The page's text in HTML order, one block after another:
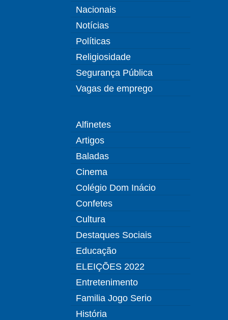
Nacionais
Notícias
Políticas
Religiosidade
Segurança Pública
Vagas de emprego
Alfinetes
Artigos
Baladas
Cinema
Colégio Dom Inácio
Confetes
Cultura
Destaques Sociais
Educação
ELEIÇÕES 2022
Entretenimento
Familia Jogo Serio
História